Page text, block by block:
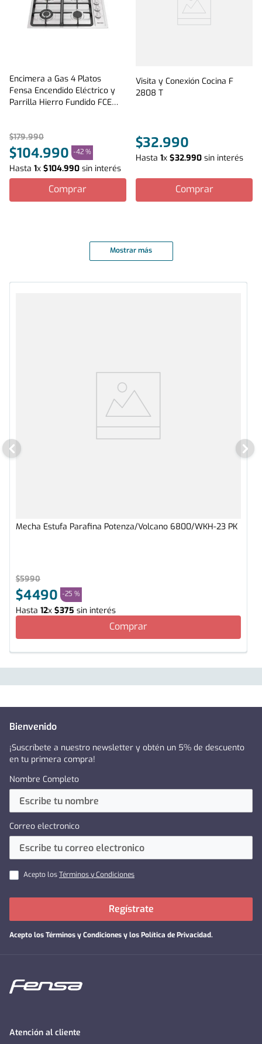
Encimera a Gas 4 Platos
Fensa Encendido Eléctrico y
Parrilla Hierro Fundido FCE
$179.990
$104.990 -42 %
Hasta 1x $104.990 sin interés
Comprar
Visita y Conexión Cocina F
2808 T
$32.990
Hasta1x$32.990 sin interés
Comprar
Mostrar más
Mecha Estufa Parafina Potenza/Volcano 6800/WKH-23 PK
$5990
$4490 -25 %
Hasta 12x $375 sin interés
Comprar
Bienvenido
¡Suscríbete a nuestro newsletter y obtén un 5% de descuento
en tu primera compra!
Nombre Completo
Correo electronico
Acepto losTérminos y Condiciones
Acepto losTérminos y Condiciones y los Política de Privacidad.
Regístrate
Atención al cliente